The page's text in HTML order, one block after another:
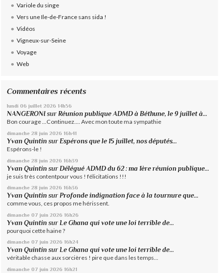
Variole du singe
Vers une Ile-de-France sans sida !
Vidéos
Vigneux-sur-Seine
Voyage
Web
Commentaires récents
lundi 06 juillet 2026 14h56
NANGERONI surRéunion publique ADMD à Béthune, le 9 juillet à...
Bon courage ...Continuez.... Avec mon toute ma sympathie
dimanche 28 juin 2026 16h41
Yvan Quintin surEspérons que le 15 juillet, nos députés...
Espérons-le !
dimanche 28 juin 2026 16h39
Yvan Quintin surDélégué ADMD du 62 : ma 1ère réunion publique...
je suis très contentpour vous ! félicitations !!!
dimanche 28 juin 2026 16h36
Yvan Quintin surProfonde indignation face à la tournure que...
comme vous, ces propos me hérissent.
dimanche 07 juin 2026 16h26
Yvan Quintin sur Le Ghana qui vote une loi terrible de...
pourquoi cette haine ?
dimanche 07 juin 2026 16h24
Yvan Quintin surLe Ghana qui vote une loi terrible de...
véritable chasse aux sorcières ! pire que dans les temps...
dimanche 07 juin 2026 16h21